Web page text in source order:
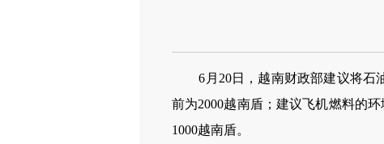
6月20日，越南财政部建议将石油
前为2000越南盾；建议飞机燃料的
1000越南盾。